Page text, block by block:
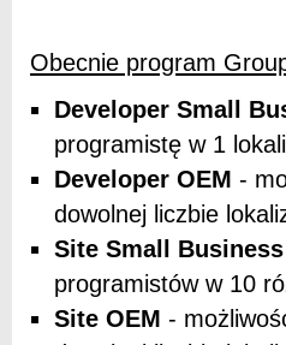
Obecnie program
Developer Small
programistę w 1
Developer OEM -
dowolnej liczbie
Site Small Business
programistów w 10
Site OEM -